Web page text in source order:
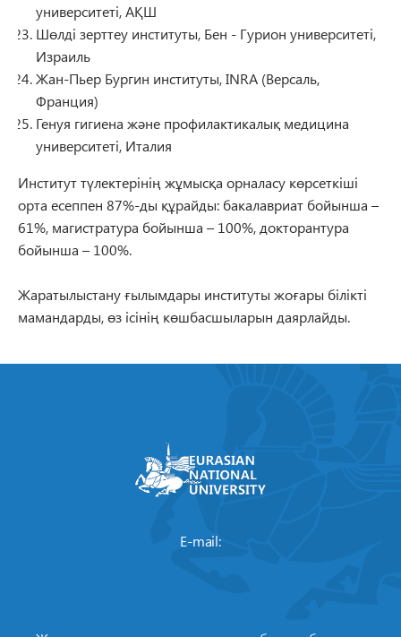
университеті, АҚШ
Шөлді зерттеу институты, Бен - Гурион университеті,
Израиль
Жан-Пьер Бургин институты, INRA (Версаль,
Франция)
Генуя гигиена және профилактикалық медицина
университеті, Италия
Институт түлектерінің жұмысқа орналасу көрсеткіші
орта есеппен 87%-ды құрайды: бакалавриат бойынша –
61%, магистратура бойынша – 100%, докторантура
бойынша – 100%.
Жаратылыстану ғылымдары институты жоғары білікті
мамандарды, өз ісінің көшбасшыларын даярлайды.
E-mail: